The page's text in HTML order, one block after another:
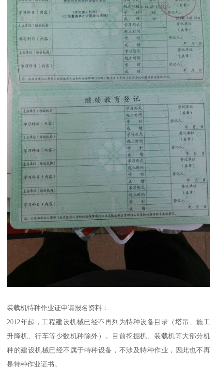
装载机特种作业证申请报名资料：
2012年起，工程建设机械已经不再列为特种设备目录（塔吊、施工
升降机、行车等少数机种除外）。目前挖掘机、装载机等大部分机
种的建设机械已经不属于特种设备，不涉及特种作业，因此也不再
是特种作业证书。